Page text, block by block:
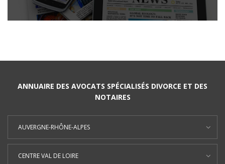
ANNUAIRE DES AVOCATS SPÉCIALISÉS DIVORCE ET DES
NOTAIRES
AUVERGNE-RHÔNE-ALPES
CENTRE VAL DE LOIRE